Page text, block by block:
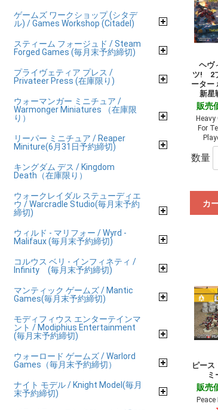
ゲームズ ワークショップ (シタデ
ル) / Games Workshop (Citadel)
スティーム フォージュド / Steam
Forged Games (毎月末予約締切)
プライヴェティア プレス /
Privateer Press (在庫限り)
ウォーマンガー ミニチュア /
Warmonger Miniatures （在庫限
り）
リーパー ミニチュア / Reaper
Miniture(6月31日予約締切)
キングダム デス / Kingdom
Death（在庫限り）
ウォークレイダル ステューディエ
ウ / Warcradle Studio(毎月末予約
締切)
ウィルド - マリフォー / Wyrd -
Malifaux (毎月末予約締切)
コルウス ベリ - インフィネティ /
Infinity (毎月末予約締切)
マンティック ゲームズ / Mantic
Games(毎月末予約締切)
モディフィウス エンターテインマ
ント / Modiphius Entertainment
(毎月末予約締切)
ウォーロード ゲームズ / Warlord
Games（毎月末予約締切）
ナイト モデル / Knight Model(毎月
末予約締切)
ヘヴ
ツ! 2
ーター
新星
販売
Heavy
For
数量
カ
ピー
ミ
販売
Peace